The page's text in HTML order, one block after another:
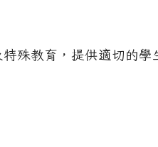
殊教育，提供適切的學